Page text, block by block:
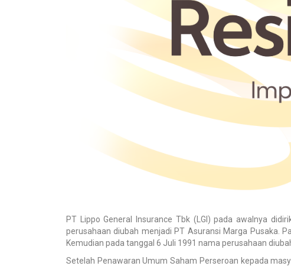
PT Lippo General Insurance Tbk (LGI) pada awalnya
perusahaan diubah menjadi PT Asuransi Marga Pusaka.
Kemudian pada tanggal 6 Juli 1991 nama perusahaan
Setelah Penawaran Umum Saham Perseroan kepada